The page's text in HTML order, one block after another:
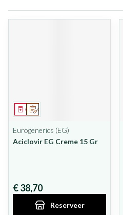
Op voorschrift
Geneesmiddel
Eurogenerics (EG)
Aciclovir EG Creme 15 Gr
€ 38,70
Reserveer